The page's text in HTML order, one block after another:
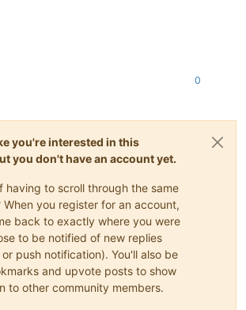
0
you're interested in this
you don't have an account yet.
having to scroll through the same
When you register for an account,
back to exactly where you were
to be notified of new replies
push notification). You'll also be
and upvote posts to show
to other community members.